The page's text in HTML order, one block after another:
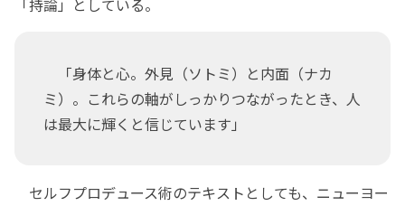
「持論」としている。
「身体と心。外見（ソトミ）と内面（ナカ
ミ）。これらの軸がしっかりつながったとき、人
は最大に輝くと信じています」
セルフプロデュース術のテキストとしても、ニューヨー